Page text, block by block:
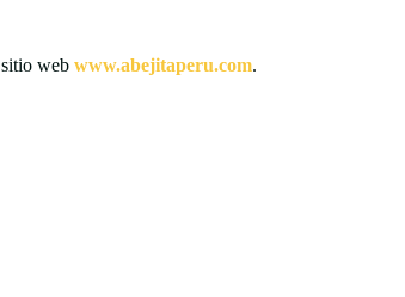
web www.abejitaperu.com.